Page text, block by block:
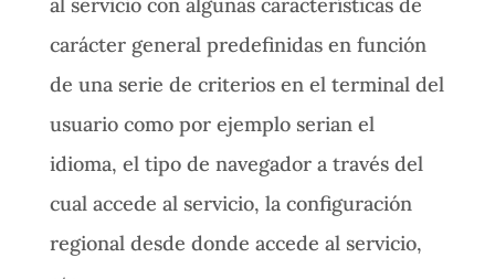
carácter general predefinidas en función
de una serie de criterios en el terminal del
usuario como por ejemplo serian el
idioma, el tipo de navegador a través del
cual accede al servicio, la configuración
regional desde donde accede al servicio,